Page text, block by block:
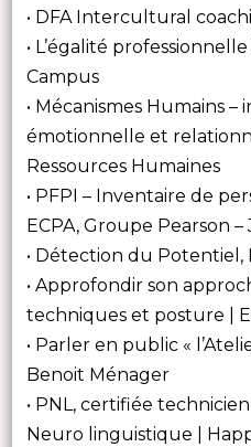
• DFA Intercultural
• L’égalité
Campus
• Mécanismes Humains
émotionnelle et
Ressources Humaines
• PFPI – Inventaire de
ECPA, Groupe Pearson
• Détection du Potentiel,
• Approfondir son
techniques et posture |
• Parler en public «
Benoit Ménager
• PNL, certifiée
Neuro linguistique |